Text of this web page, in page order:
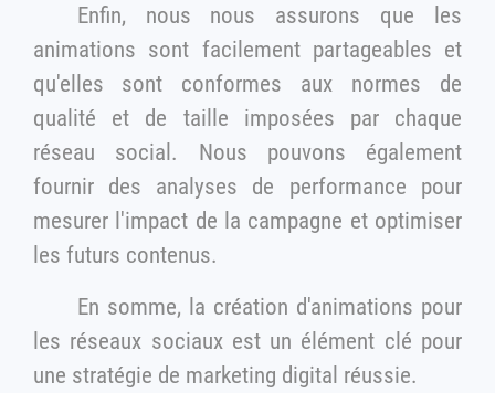
Enfin, nous nous assurons que les
animations sont facilement partageables et
qu'elles sont conformes aux normes de
qualité et de taille imposées par chaque
réseau social. Nous pouvons également
fournir des analyses de performance pour
mesurer l'impact de la campagne et optimiser
les futurs contenus.
En somme, la création d'animations pour
les réseaux sociaux est un élément clé pour
une stratégie de marketing digital réussie.